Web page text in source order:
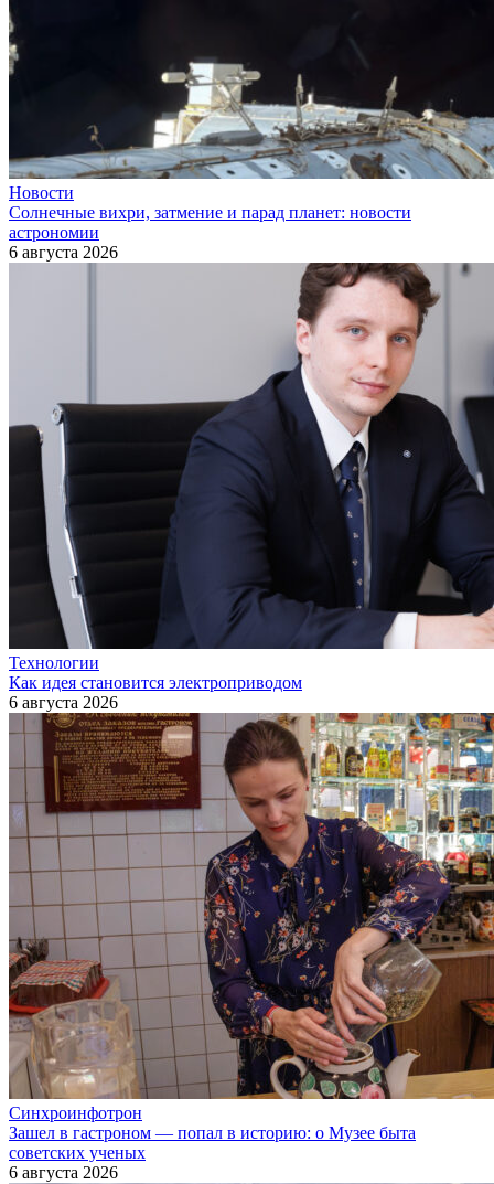
Новости
Солнечные вихри, затмение и парад планет: новости
астрономии
6 августа 2026
Технологии
Как идея становится электроприводом
6 августа 2026
Синхроинфотрон
Зашел в гастроном — попал в историю: о Музее быта
советских ученых
6 августа 2026